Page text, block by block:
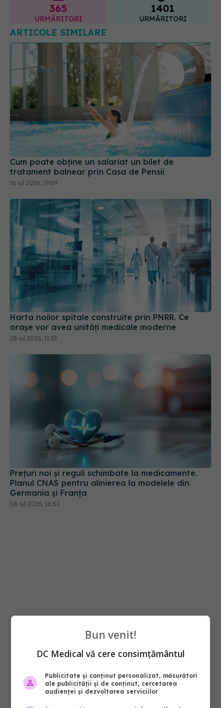
365
URMĂRITORI
1401
URMĂRITORI
ARTICOLE SIMILARE
Cum poate obține un salariat un bilet de
tratament balnear prin Casa de Pensii
16 iul 2026, 19:09
Harta noilor spitale construite prin PNRR. Ce
orașe vor avea unități medicale moderne
28 iul 2026, 11:33
Prețuri noi și reguli schimbate la medicamente.
Planul CNAS pentru alinierea la modelele din
Germania și Franța
08 iul 2026, 18:52
Bun venit!
DC Medical vă cere consimțământul
Publicitate și conținut personalizat, măsurători
ale publicității și de conținut, cercetarea
audienței și dezvoltarea serviciilor